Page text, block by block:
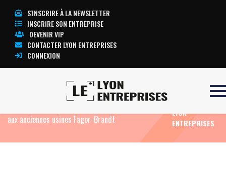
S'INSCRIRE À LA NEWSLETTER
INSCRIRE SON ENTREPRISE
DEVENIR VIP
CONTACTER LYON ENTREPRISES
CONNEXION
Record : Lyon Street Food draine
aux anciennes usines Fagor-Brandt
LYON
ENTREPRISES